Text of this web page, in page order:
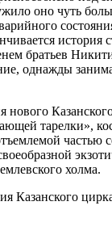
оно чуть
история
братьев
однажды
нового
тарелки»,
частью
холма.
Казанского